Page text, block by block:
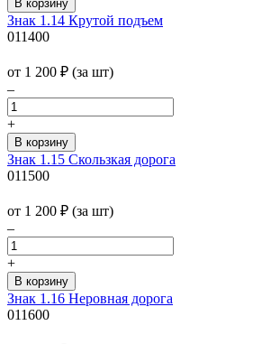
Знак 1.14 Крутой подъем
011400
от 1 200 ₽ (за шт)
–
+
Знак 1.15 Скользкая дорога
011500
от 1 200 ₽ (за шт)
–
+
Знак 1.16 Неровная дорога
011600